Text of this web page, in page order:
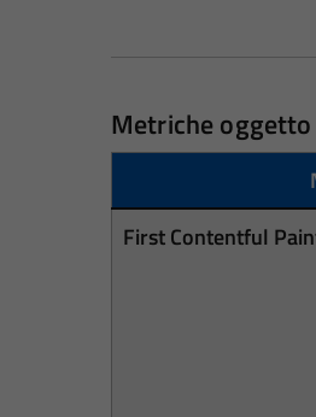
Metriche
First Contentful